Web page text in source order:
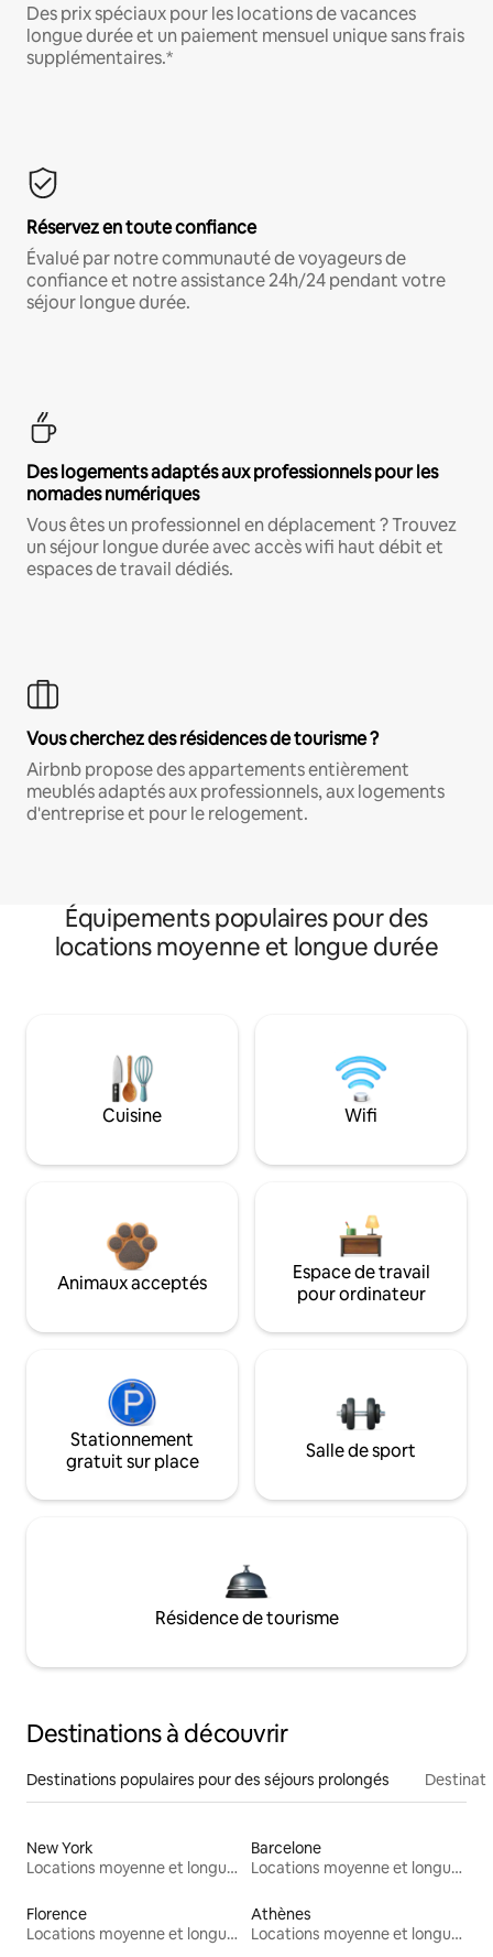
Des prix spéciaux pour les locations de vacances
longue durée et un paiement mensuel unique sans frais
supplémentaires.*
Réservez en toute confiance
Évalué par notre communauté de voyageurs de
confiance et notre assistance 24h/24 pendant votre
séjour longue durée.
Des logements adaptés aux professionnels pour les
nomades numériques
Vous êtes un professionnel en déplacement ? Trouvez
un séjour longue durée avec accès wifi haut débit et
espaces de travail dédiés.
Vous cherchez des résidences de tourisme ?
Airbnb propose des appartements entièrement
meublés adaptés aux professionnels, aux logements
d'entreprise et pour le relogement.
Équipements populaires pour des
locations moyenne et longue durée
Cuisine Wifi
Animaux acceptés
Espace de travail
pour ordinateur
Stationnement
gratuit sur place
Salle de sport
Résidence de tourisme
Destinations à découvrir
Destinations populaires pour des séjours prolongés
New York
Locations moyenne et longue durée
Barcelone
Locations moyenne et longue durée
Florence
Locations moyenne et longue durée
Athènes
Locations moyenne et longue durée